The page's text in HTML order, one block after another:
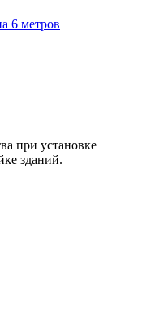
6 метров
при установке
зданий.